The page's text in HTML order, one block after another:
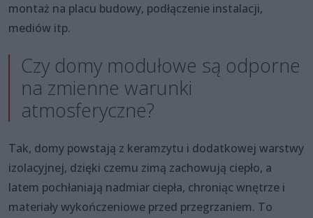
montaż na placu budowy, podłączenie instalacji,
mediów itp.
Czy domy modułowe są odporne
na zmienne warunki
atmosferyczne?
Tak, domy powstają z keramzytu i dodatkowej warstwy
izolacyjnej, dzięki czemu zimą zachowują ciepło, a
latem pochłaniają nadmiar ciepła, chroniąc wnętrze i
materiały wykończeniowe przed przegrzaniem. To